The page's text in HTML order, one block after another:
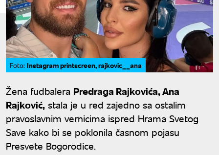
Foto: Instagram printscreen, rajkovic__ana
Žena fudbalera Predraga Rajkovića, Ana
Rajković, stala je u red zajedno sa ostalim
pravoslavnim vernicima ispred Hrama Svetog
Save kako bi se poklonila časnom pojasu
Presvete Bogorodice.